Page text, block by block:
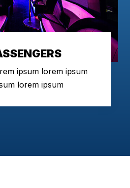
ipsum lorem ipsum
lorem ipsum